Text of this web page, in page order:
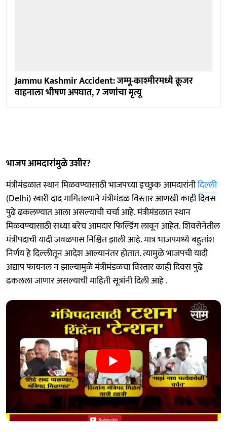
Jammu Kashmir Accident: जम्मू-काश्मीरमध्ये क्रूजर
वाहनाला भीषण अपघात, 7 जणांचा मृत्यू
भाजप आमदारांमुळे उशीर?
मंत्रीमंडळात स्थान मिळवण्यासाठी भाजपच्या इच्छुक आमदारांनीदिल्ली
(Delhi) रबारी दाद मागितल्याने मंत्रीमंडळ विस्तार आणखी काही दिवस
पुढे ढकलण्यात आला असल्याची चर्चा आहे. मंत्रीमंडळात स्थान
मिळवण्यासाठी सध्या बरेच आमदार फिल्डिंग लावून आहेत. शिवसेनेतील
मंत्रीपदाची यादी जवळपास निश्चित झाली आहे. मात्र भाजपमध्ये बहुतांश
निर्णय हे दिल्लीतून आदेश आल्यानंतर होतात. त्यामुळे भाजपची यादी
अद्याप फायनल न झाल्यामुळे मंत्रीमंडळचा विस्तार काही दिवस पुढे
ढकलला जाणार असल्याची माहिती सूत्रांनी दिली आहे .